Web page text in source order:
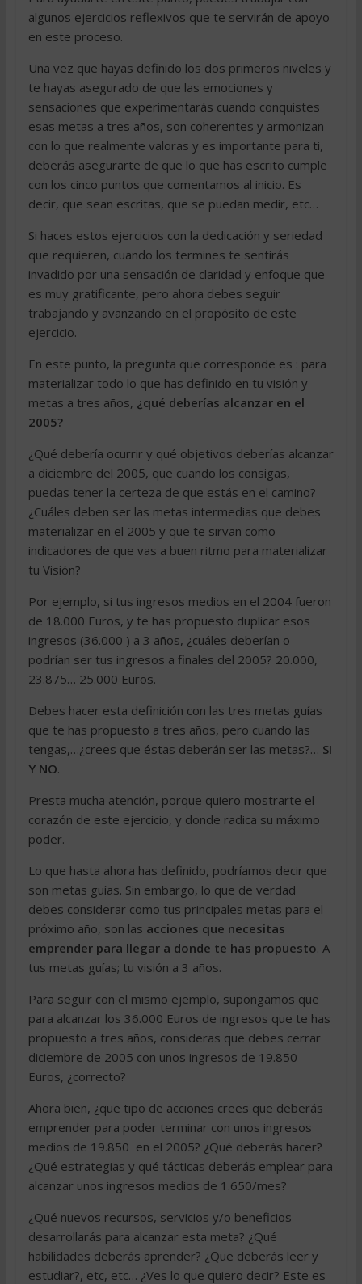
algunos ejercicios reflexivos que te servirán de apoyo
en este proceso.
Una vez que hayas definido los dos primeros niveles y
te hayas asegurado de que las emociones y
sensaciones que experimentarás cuando conquistes
esas metas a tres años, son coherentes y armonizan
con lo que realmente valoras y es importante para ti,
deberás asegurarte de que lo que has escrito cumple
con los cinco puntos que comentamos al inicio. Es
decir, que sean escritas, que se puedan medir, etc…
Si haces estos ejercicios con la dedicación y seriedad
que requieren, cuando los termines te sentirás
invadido por una sensación de claridad y enfoque que
es muy gratificante, pero ahora debes seguir
trabajando y avanzando en el propósito de este
ejercicio.
En este punto, la pregunta que corresponde es : para
materializar todo lo que has definido en tu visión y
metas a tres años, ¿qué deberías alcanzar en el
2005?
¿Qué debería ocurrir y qué objetivos deberías alcanzar
a diciembre del 2005, que cuando los consigas,
puedas tener la certeza de que estás en el camino?
¿Cuáles deben ser las metas intermedias que debes
materializar en el 2005 y que te sirvan como
indicadores de que vas a buen ritmo para materializar
tu Visión?
Por ejemplo, si tus ingresos medios en el 2004 fueron
de 18.000 Euros, y te has propuesto duplicar esos
ingresos (36.000 ) a 3 años, ¿cuáles deberían o
podrían ser tus ingresos a finales del 2005? 20.000,
23.875… 25.000 Euros.
Debes hacer esta definición con las tres metas guías
que te has propuesto a tres años, pero cuando las
tengas,…¿crees que éstas deberán ser las metas?… SI
Y NO.
Presta mucha atención, porque quiero mostrarte el
corazón de este ejercicio, y donde radica su máximo
poder.
Lo que hasta ahora has definido, podríamos decir que
son metas guías. Sin embargo, lo que de verdad
debes considerar como tus principales metas para el
próximo año, son las acciones que necesitas
emprender para llegar a donde te has propuesto. A
tus metas guías; tu visión a 3 años.
Para seguir con el mismo ejemplo, supongamos que
para alcanzar los 36.000 Euros de ingresos que te has
propuesto a tres años, consideras que debes cerrar
diciembre de 2005 con unos ingresos de 19.850
Euros, ¿correcto?
Ahora bien, ¿que tipo de acciones crees que deberás
emprender para poder terminar con unos ingresos
medios de 19.850  en el 2005? ¿Qué deberás hacer?
¿Qué estrategias y qué tácticas deberás emplear para
alcanzar unos ingresos medios de 1.650/mes?
¿Qué nuevos recursos, servicios y/o beneficios
desarrollarás para alcanzar esta meta? ¿Qué
habilidades deberás aprender? ¿Que deberás leer y
estudiar?, etc, etc… ¿Ves lo que quiero decir? Este es